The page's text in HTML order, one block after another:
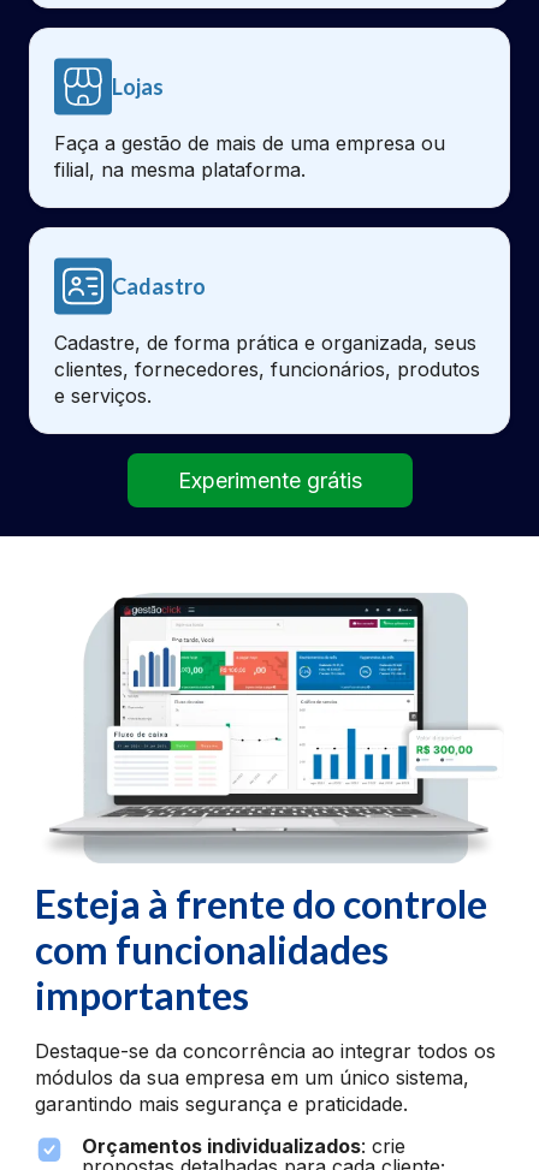
Lojas
Faça a gestão de mais de uma empresa ou
filial, na mesma plataforma.
Cadastro
Cadastre, de forma prática e organizada, seus
clientes, fornecedores, funcionários, produtos
e serviços.
Experimente grátis
Esteja à frente do controle
com funcionalidades
importantes
Destaque-se da concorrência ao integrar todos os
módulos da sua empresa em um único sistema,
garantindo mais segurança e praticidade.
Orçamentos individualizados: crie